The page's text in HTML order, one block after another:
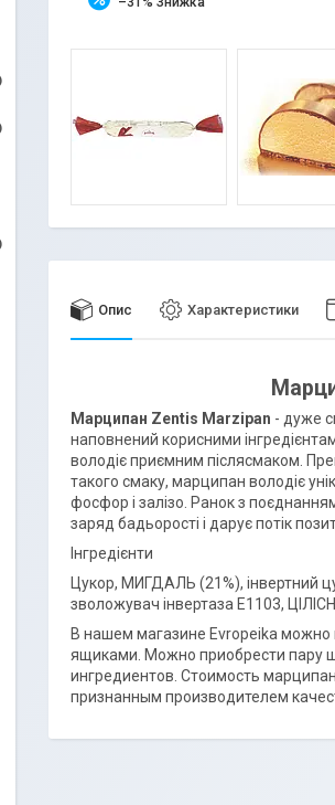
Опис Характеристики
Марципан Zentis Marzipan - дуже
наповнений корисними
володіє приємним післясмаком.
такого смаку, марципан володіє
фосфор і залізо. Ранок з
заряд бадьорості і дарує потік
Інгредієнти
Цукор, МИГДАЛЬ (21%), інвертний
зволожувач інвертаза E1103,
В нашем магазине Evropeika можно
ящиками. Можно приобрести пару
ингредиентов. Стоимость
признанным производителем